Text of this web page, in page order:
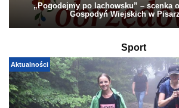
„Pogodejmy po lachowsku” – scenka
Gospodyń Wiejskich w
Sport
Aktualności